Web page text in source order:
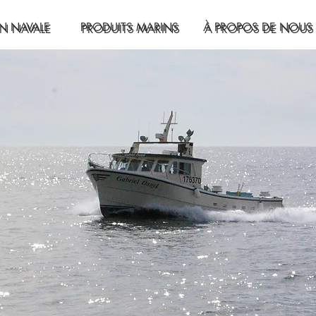
NAVALE PRODUITS MARINS À PROPOS DE NOUS
NAVALE PRODUITS MARINS À PROPOS DE NOUS